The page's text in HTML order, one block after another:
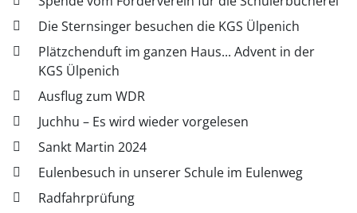
Die Sternsinger besuchen die KGS Ülpenich
Plätzchenduft im ganzen Haus... Advent in der
KGS Ülpenich
Ausflug zum WDR
Juchhu – Es wird wieder vorgelesen
Sankt Martin 2024
Eulenbesuch in unserer Schule im Eulenweg
Radfahrprüfung